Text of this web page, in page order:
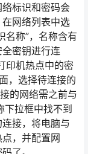
标识和密码会
网络列表中选
名称”，名称含有
密钥进行连
印机热点中的密
，选择待连接的
的网络需之前与
拉框中找不到
接，将电脑与
，并配置网